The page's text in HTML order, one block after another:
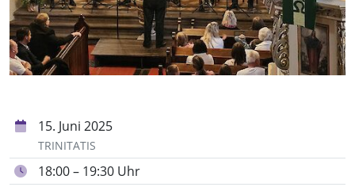
15. Juni 2025
TRINITATIS
18:00 – 19:30 Uhr